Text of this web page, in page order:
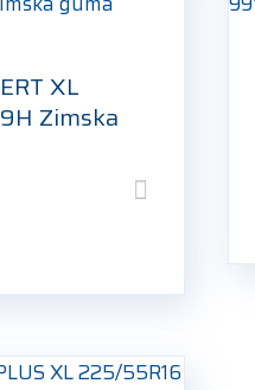
XL
Zimska